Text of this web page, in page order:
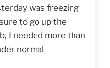
was freezing
to go up the
I needed more than
normal